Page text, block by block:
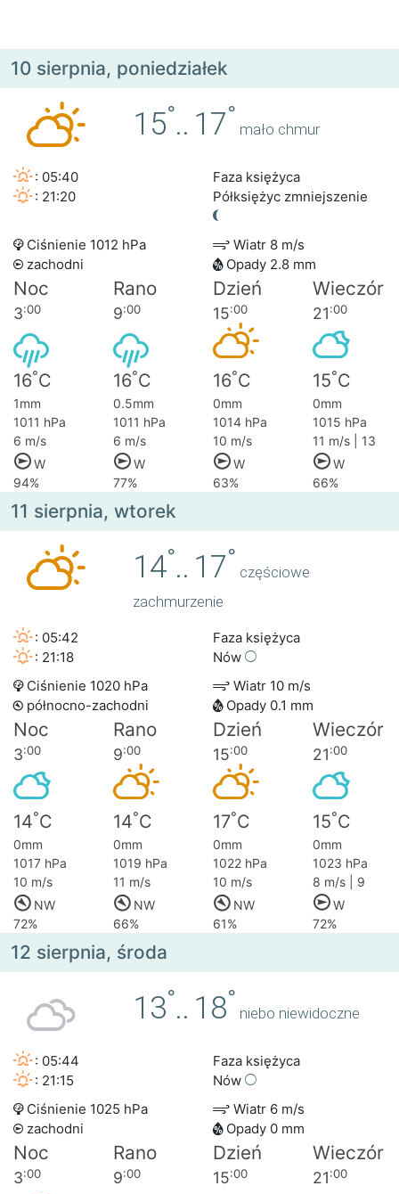
10 sierpnia, poniedziałek
15°.. 17°
mało chmur
: 05:40
: 21:20
Faza księżyca
Półksiężyc zmniejszenie
Ciśnienie 1012 hPa
Wiatr 8 m/s
zachodni
Opady 2.8 mm
Noc Rano Dzień Wieczór
3:00 9:00 15:00 21:00
16°C 16°C 16°C 15°C
1mm 0.5mm 0mm
0mm
1011 hPa
1011 hPa 1014 hPa
1015 hPa
6 m/s
6 m/s 10 m/s
11 m/s | 13
W
W W
W
94%
77% 63% 66%
11 sierpnia, wtorek
14°.. 17°
częściowe
zachmurzenie
: 05:42
: 21:18
Faza księżyca
Nów
Ciśnienie 1020 hPa
Wiatr 10 m/s
północno-zachodni
Opady 0.1 mm
Noc Rano Dzień Wieczór
3:00 9:00 15:00 21:00
14°C 14°C 17°C 15°C
0mm 0mm 0mm
0mm
1017 hPa
1019 hPa 1022 hPa
1023 hPa
10 m/s
11 m/s 10 m/s
8 m/s | 9
NW
NW NW
W
72%
66% 61% 72%
12 sierpnia, środa
13°.. 18°
niebo niewidoczne
: 05:44
: 21:15
Faza księżyca
Nów
Ciśnienie 1025 hPa
Wiatr 6 m/s
zachodni
Opady 0 mm
Noc Rano Dzień Wieczór
3:00 9:00 15:00 21:00